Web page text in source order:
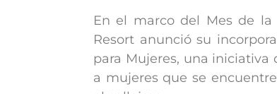
En el marco del Mes de la
Resort anunció su
para Mujeres, una
a mujeres que se